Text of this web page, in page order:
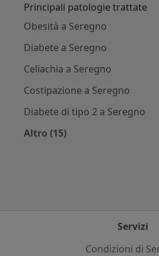
Principali patologie trattate
Obesità a Seregno
Diabete a Seregno
Celiachia a Seregno
Costipazione a Seregno
Diabete di tipo 2 a Seregno
Altro (15)
Servizi
Condizioni di